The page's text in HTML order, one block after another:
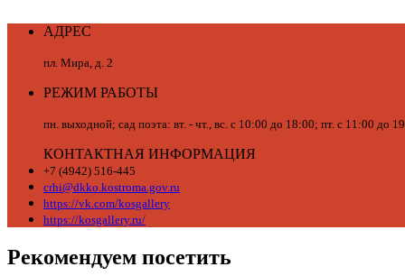
АДРЕС
пл. Мира, д. 2
РЕЖИМ РАБОТЫ
пн. выходной; сад поэта: вт. - чт., вс. с 10:00 до 18:00; пт. с 11:00 до
КОНТАКТНАЯ ИНФОРМАЦИЯ
+7 (4942) 516-445
crhi@dkko.kostroma.gov.ru
https://vk.com/kosgallery
https://kosgallery.ru/
Рекомендуем посетить